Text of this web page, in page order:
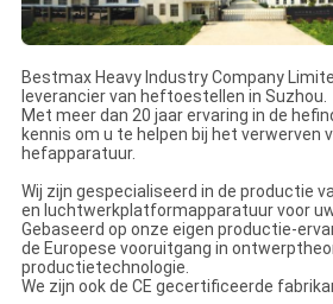
Bestmax Heavy Industry Company
leverancier van heftoestellen in Suzhou.
Met meer dan 20 jaar ervaring in de
kennis om u te helpen bij het verwerven
hefapparatuur.
Wij zijn gespecialiseerd in de productie
en luchtwerkplatformapparatuur voor
Gebaseerd op onze eigen productie-
de Europese vooruitgang in
productietechnologie.
We zijn ook de CE gecertificeerde